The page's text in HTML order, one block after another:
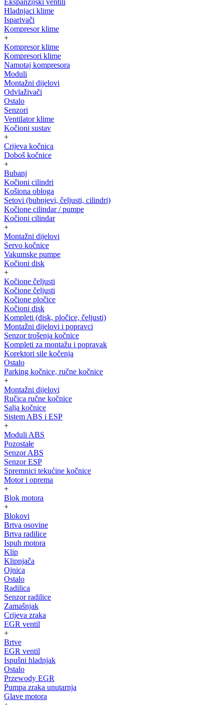
Ekspanzijski ventili
Hladnjaci klime
Isparivači
Kompresor klime
+
Kompresor klime
Kompresori klime
Namotaj kompresora
Moduli
Montažni dijelovi
Odvlaživači
Ostalo
Senzori
Ventilator klime
Kočioni sustav
+
Crijeva kočnica
Doboš kočnice
+
Bubanj
Kočioni cilindri
Košiona obloga
Setovi (bubnjevi, čeljusti, cilindri)
Kočione cilindar / pumpe
Kočioni cilindar
+
Montažni dijelovi
Servo kočnice
Vakumske pumpe
Kočioni disk
+
Kočione čeljusti
Kočione čeljusti
Kočione pločice
Kočioni disk
Kompleti (disk, pločice, čeljusti)
Montažni dijelovi i popravci
Senzor trošenja kočnice
Kompleti za montažu i popravak
Korektori sile kočenja
Ostalo
Parking kočnice, ručne kočnice
+
Montažni dijelovi
Ručica ručne kočnice
Salja kočnice
Sistem ABS i ESP
+
Moduli ABS
Pozostałe
Senzor ABS
Senzor ESP
Spremnici tekućine kočnice
Motor i oprema
+
Blok motora
+
Blokovi
Brtva osovine
Brtva radilice
Ispuh motora
Klip
Klipnjača
Ojnica
Ostalo
Radilica
Senzor radilice
Zamašnjak
Crijeva zraka
EGR ventil
+
Brtve
EGR ventil
Ispušni hladnjak
Ostalo
Przewody EGR
Pumpa zraka unutarnja
Glave motora